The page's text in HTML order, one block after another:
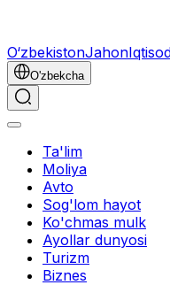
O‘zbekistonJahon
O'zbekcha
Ta'lim
Moliya
Avto
Sog'lom hayot
Ko'chmas mulk
Ayollar dunyosi
Turizm
Biznes